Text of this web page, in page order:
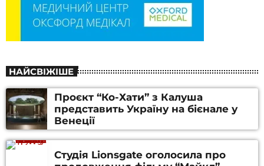
НАЙСВІЖІШЕ
Проєкт “Ко-Хати” з Калуша
представить Україну на бієнале у
Венеції
Студія Lionsgate оголосила про